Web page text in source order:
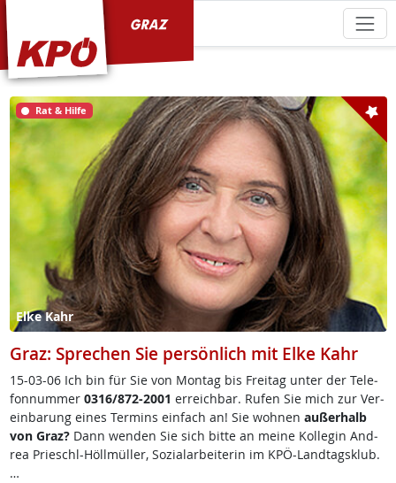
Rat & Hilfe
Elke Kahr
Graz: Sprechen Sie persönlich mit Elke Kahr
15-03-06 Ich bin für Sie von Mon­tag bis Frei­tag un­ter der Te­le­
fon­num­mer 0316/872-2001 er­reich­bar. Ru­fen Sie mich zur Ve­r­
ein­ba­rung ei­nes Ter­mins ein­fach an! Sie woh­nen au­ßer­halb
von Graz?Dann wen­den Sie sich bit­te an mei­ne Kol­le­gin And­
rea Prie­schl-Höll­mül­ler, So­zial­ar­bei­te­rin im KPÖ-Land­tags­klub.
…